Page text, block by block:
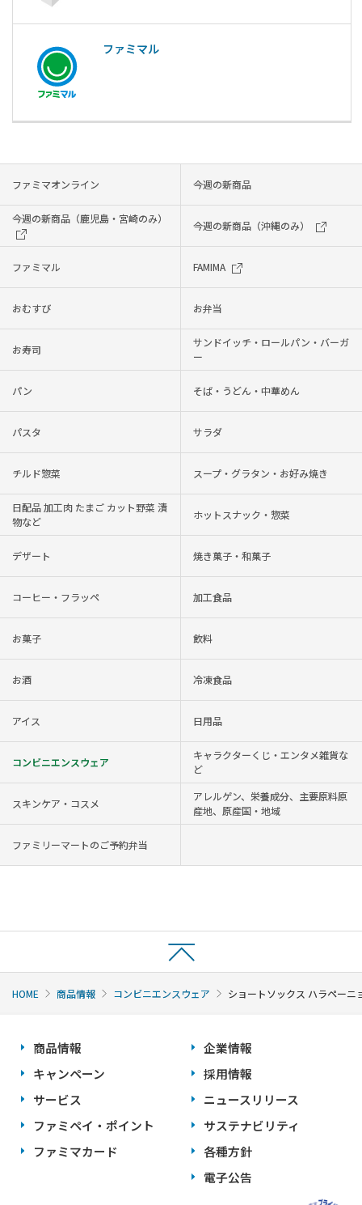
ファミマル
ファミマオンライン 今週の新商品
今週の新商品（鹿児島・宮崎のみ）
今週の新商品（沖縄のみ）
ファミマル FAMIMA
おむすび お弁当
お寿司
サンドイッチ・ロールパン・バーガ
ー
パン そば・うどん・中華めん
パスタ サラダ
チルド惣菜 スープ・グラタン・お好み焼き
日配品 加工肉 たまご カット野菜 漬
物など
ホットスナック・惣菜
デザート 焼き菓子・和菓子
コーヒー・フラッペ 加工食品
お菓子 飲料
お酒 冷凍食品
アイス 日用品
コンビニエンスウェア
キャラクターくじ・エンタメ雑貨な
ど
スキンケア・コスメ
アレルゲン、栄養成分、主要原料原
産地、原産国・地域
ファミリーマートのご予約弁当
HOME 商品情報 コンビニエンスウェア ショートソックス ハラペーニ
商品情報
キャンペーン
サービス
ファミペイ・ポイント
ファミマカード
企業情報
採用情報
ニュースリリース
サステナビリティ
各種方針
電子公告